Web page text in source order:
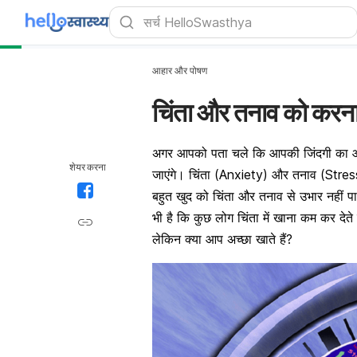
शेयर करना
आहार और पोषण
चिंता और तनाव को
अगर आपको पता चले कि आपकी जिंदगी का
जाएंगे।चिंता (Anxiety) औरतनाव
बहुत खुद कोचिंता औरतनाव से उभार नहीं
भी है कि कुछ लोग चिंता में खाना कम कर
लेकिन क्या आप अच्छा खाते हैं?